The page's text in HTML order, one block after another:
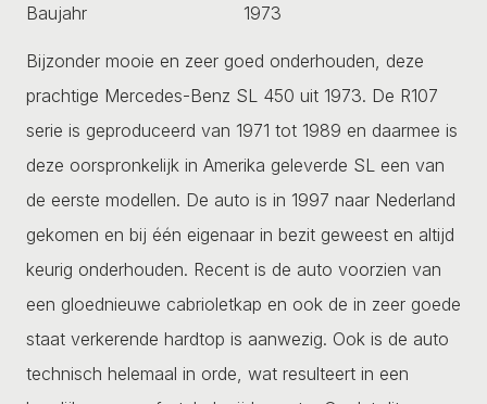
Baujahr
1973
Bijzonder mooie en zeer goed onderhouden, deze
prachtige Mercedes-Benz SL 450 uit 1973. De R107
serie is geproduceerd van 1971 tot 1989 en daarmee is
deze oorspronkelijk in Amerika geleverde SL een van
de eerste modellen. De auto is in 1997 naar Nederland
gekomen en bij één eigenaar in bezit geweest en altijd
keurig onderhouden. Recent is de auto voorzien van
een gloednieuwe cabrioletkap en ook de in zeer goede
staat verkerende hardtop is aanwezig. Ook is de auto
technisch helemaal in orde, wat resulteert in een